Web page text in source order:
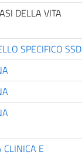
DELLA VITA
SPECIFICO SSD
E